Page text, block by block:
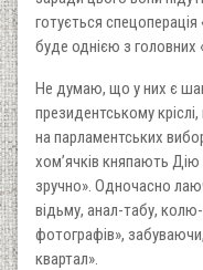
готується
буде однією з головних
Не думаю, що у них є
президентському
на парламентських
хом’ячків княпають
зручно». Одночасно
відьму, анал-табу,
фотографів»,
квартал».